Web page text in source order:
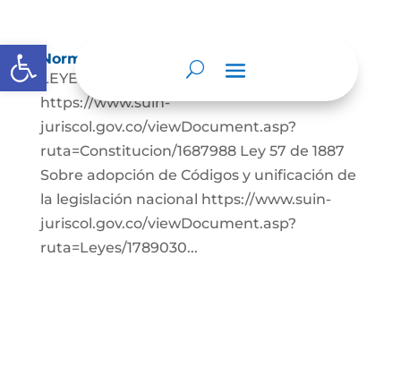
Abrir barra de herramientas
Normatividad
LEYES: Constitución Política de Colombia.
https://www.suin-
juriscol.gov.co/viewDocument.asp?
ruta=Constitucion/1687988 Ley 57 de 1887
Sobre adopción de Códigos y unificación de
la legislación nacional https://www.suin-
juriscol.gov.co/viewDocument.asp?
ruta=Leyes/1789030...